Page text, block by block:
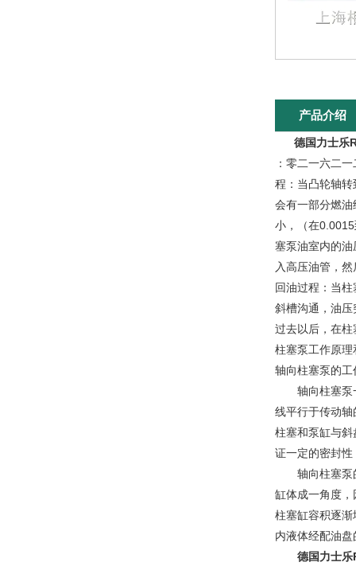
产品介绍
德国力士乐
：零二一六二
程：当凸轮轴
会有一部分燃
小，（在
塞泵油室内的
入高压油管，
回油过程：当
斜槽沟通，油
过去以后，在
柱塞泵工作原理
轴向柱塞泵的
轴向柱塞泵一
线平行于传动
柱塞和泵缸与
证一定的密封
轴向柱塞泵的
缸体成一角度
柱塞缸容积逐
内液体经配油
德国力士乐